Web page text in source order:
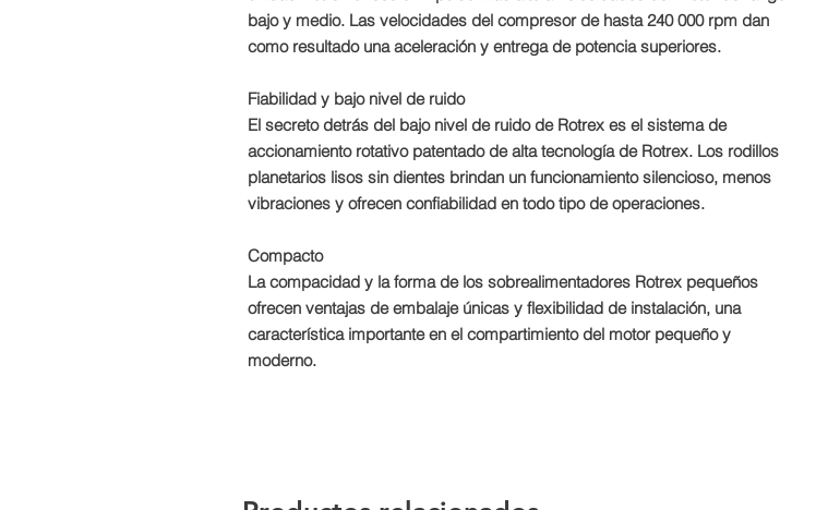
bajo y medio. Las velocidades del compresor de hasta 240 000 rpm dan
como resultado una aceleración y entrega de potencia superiores.
Fiabilidad y bajo nivel de ruido
El secreto detrás del bajo nivel de ruido de Rotrex es el sistema de
accionamiento rotativo patentado de alta tecnología de Rotrex. Los rodillos
planetarios lisos sin dientes brindan un funcionamiento silencioso, menos
vibraciones y ofrecen confiabilidad en todo tipo de operaciones.
Compacto
La compacidad y la forma de los sobrealimentadores Rotrex pequeños
ofrecen ventajas de embalaje únicas y flexibilidad de instalación, una
característica importante en el compartimiento del motor pequeño y
moderno.